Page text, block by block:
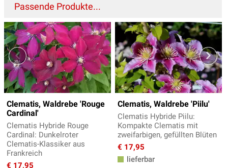
Passende Produkte...
Clematis, Waldrebe 'Rouge
Cardinal'
Clematis Hybride Rouge
Cardinal: Dunkelroter
Clematis-Klassiker aus
Frankreich
€ 17,95
Clematis, Waldrebe 'Piilu'
Clematis Hybride Piilu:
Kompakte Clematis mit
zweifarbigen, gefüllten Blüten
€ 17,95
lieferbar